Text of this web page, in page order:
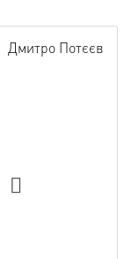
Дмитро Потєєв